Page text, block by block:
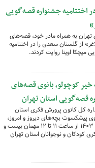
اختتامیه جشنواره قصه‌گویی
به همراه مادر خود، قصه‌های
از گلستان سعدی را در اختتامیه
اوینا روایت کردند.
کوچولو، بانوی قصه‌های
قصه‌گویی استان تهران
کل کانون پرورش فکری استان
پیشکسوت بچه‌های دیروز و امروز،
روز چهارشنبه ۲۸ آذر ماه ۱۴۰۳ از ساعت ۱۱ تا ۱۲ مهمان بیست و
کودکان و نوجوانان استان تهران